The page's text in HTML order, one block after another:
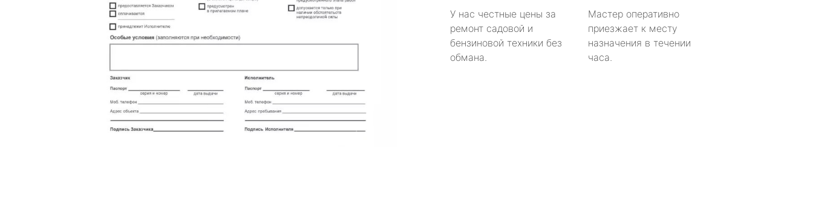
У нас честные цены за
ремонт садовой и
бензиновой техники без
обмана.
Мастер оперативно
приезжает к месту
назначения в течении
часа.